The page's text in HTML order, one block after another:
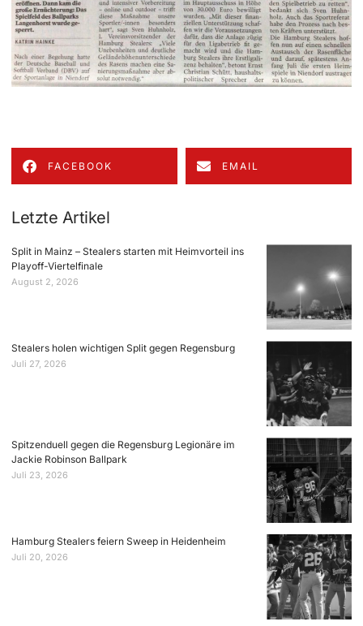
FACEBOOK EMAIL
Letzte Artikel
Split in Mainz – Stealers starten mit Heimvorteil ins
Playoff-Viertelfinale
August 2, 2026
Stealers holen wichtigen Split gegen Regensburg
Juli 27, 2026
Spitzenduell gegen die Regensburg Legionäre im
Jackie Robinson Ballpark
Juli 23, 2026
Hamburg Stealers feiern Sweep in Heidenheim
Juli 20, 2026